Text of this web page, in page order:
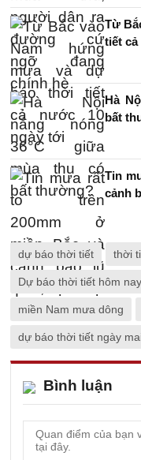
Từ
tiết
Hà
bất
Tin
cảnh
dự báo thời tiết thời
Dự báo thời tiết hôm nay
miền Nam mưa dông
dự báo thời tiết ngày
Bình luận